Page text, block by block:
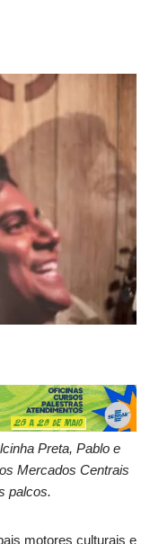
Preta, Pablo e
Mercados Centrais
palcos.
motores culturais e